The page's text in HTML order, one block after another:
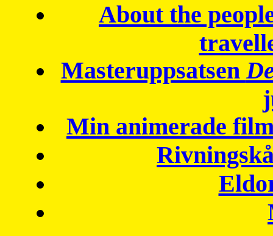
About the
Masteruppsatsen
Min animerade